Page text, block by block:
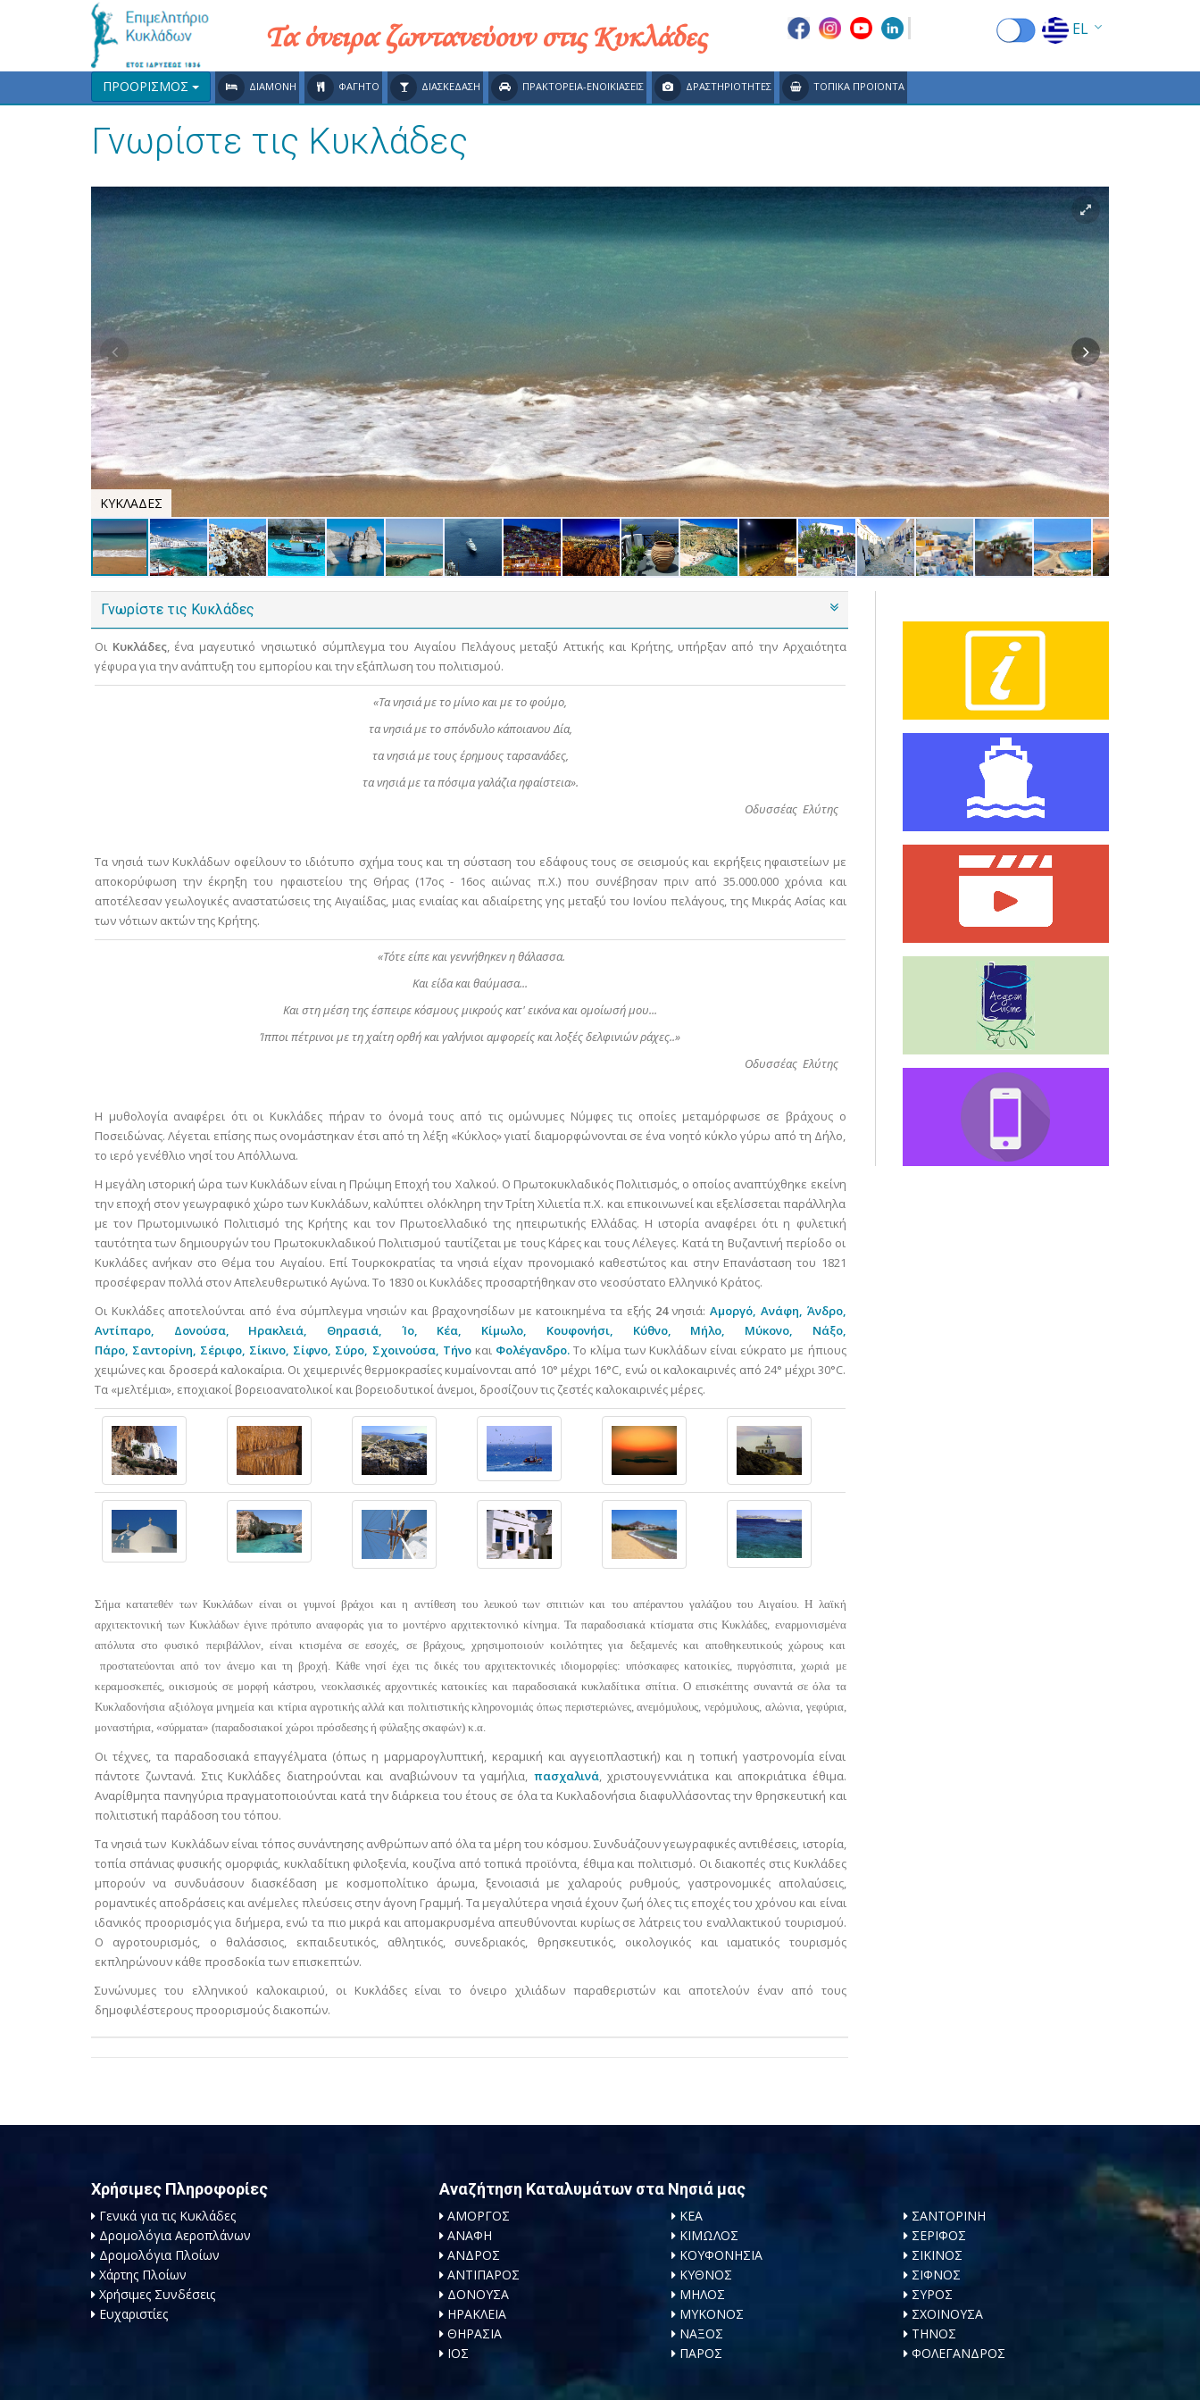
Τα όνειρα ζωντανεύουν στις Κυκλάδες EL
EN
FR
ES
RU
CN
ΠΡΟΟΡΙΣΜΟΣ ΔΙΑΜΟΝΗ ΦΑΓΗΤΟ ΔΙΑΣΚΕΔΑΣΗ ΠΡΑΚΤΟΡΕΙΑ-ΕΝΟΙΚΙΑΣΕΙΣ ΔΡΑΣΤΗΡΙΟΤΗΤΕΣ ΤΟΠΙΚΑ ΠΡΟΪΟΝΤΑ
Γνωρίστε τις Κυκλάδες
ΚΥΚΛΑΔΕΣ
Γνωρίστε τις Κυκλάδες
Οι Κυκλάδες, ένα μαγευτικό νησιωτικό σύμπλεγμα του Αιγαίου Πελάγους μεταξύ Αττικής και Κρήτης, υπήρξαν από την Αρχαιότητα
γέφυρα για την ανάπτυξη του εμπορίου και την εξάπλωση του πολιτισμού.
«Τα νησιά με το μίνιο και με το φούμο,
τα νησιά με το σπόνδυλο κάποιανου Δία,
τα νησιά με τους έρημους ταρσανάδες,
τα νησιά με τα πόσιμα γαλάζια ηφαίστεια».
Οδυσσέας Ελύτης
Τα νησιά των Κυκλάδων οφείλουν το ιδιότυπο σχήμα τους και τη σύσταση του εδάφους τους σε σεισμούς και εκρήξεις ηφαιστείων με
αποκορύφωση την έκρηξη του ηφαιστείου της Θήρας (17ος - 16ος αιώνας π.Χ.) που συνέβησαν πριν από 35.000.000 χρόνια και
αποτέλεσαν γεωλογικές αναστατώσεις της Αιγαιίδας, μιας ενιαίας και αδιαίρετης γης μεταξύ του Ιονίου πελάγους, της Μικράς Ασίας και
των νότιων ακτών της Κρήτης.
«Τότε είπε και γεννήθηκεν η θάλασσα.
Και είδα και θαύμασα...
Και στη μέση της έσπειρε κόσμους μικρούς κατ' εικόνα και ομοίωσή μου...
Ίπποι πέτρινοι με τη χαίτη ορθή και γαλήνιοι αμφορείς και λοξές δελφινιών ράχες..»
Οδυσσέας Ελύτης
Η μυθολογία αναφέρει ότι οι Κυκλάδες πήραν το όνομά τους από τις ομώνυμες Νύμφες τις οποίες μεταμόρφωσε σε βράχους ο
Ποσειδώνας. Λέγεται επίσης πως ονομάστηκαν έτσι από τη λέξη «Κύκλος» γιατί διαμορφώνονται σε ένα νοητό κύκλο γύρω από τη Δήλο,
το ιερό γενέθλιο νησί του Απόλλωνα.
Η μεγάλη ιστορική ώρα των Κυκλάδων είναι η Πρώιμη Εποχή του Χαλκού. Ο Πρωτοκυκλαδικός Πολιτισμός, ο οποίος αναπτύχθηκε εκείνη
την εποχή στον γεωγραφικό χώρο των Κυκλάδων, καλύπτει ολόκληρη την Τρίτη Χιλιετία π.Χ. και επικοινωνεί και εξελίσσεται παράλληλα
με τον Πρωτομινωικό Πολιτισμό της Κρήτης και τον Πρωτοελλαδικό της ηπειρωτικής Ελλάδας. Η ιστορία αναφέρει ότι η φυλετική
ταυτότητα των δημιουργών του Πρωτοκυκλαδικού Πολιτισμού ταυτίζεται με τους Κάρες και τους Λέλεγες. Κατά τη Βυζαντινή περίοδο οι
Κυκλάδες ανήκαν στο Θέμα του Αιγαίου. Επί Τουρκοκρατίας τα νησιά είχαν προνομιακό καθεστώτος και στην Επανάσταση του 1821
προσέφεραν πολλά στον Απελευθερωτικό Αγώνα. Το 1830 οι Κυκλάδες προσαρτήθηκαν στο νεοσύστατο Ελληνικό Κράτος.
Οι Κυκλάδες αποτελούνται από ένα σύμπλεγμα νησιών και βραχονησίδων με κατοικημένα τα εξής 24νησιά:Αμοργό, Ανάφη, Άνδρο,
Αντίπαρο,
Δονούσα, Ηρακλειά, Θηρασιά, Ίο, Κέα, Κίμωλο, Κουφονήσι, Κύθνο, Μήλο, Μύκονο,
Νάξο,
Πάρο, Σαντορίνη, Σέριφο, Σίκινο, Σίφνο, Σύρο, Σχοινούσα, Τήνο και Φολέγανδρο.Το κλίμα των Κυκλάδων είναι εύκρατο με ήπιους
χειμώνες και δροσερά καλοκαίρια. Οι χειμερινές θερμοκρασίες κυμαίνονται από 10° μέχρι 16°C, ενώ οι καλοκαιρινές από 24° μέχρι 30°C.
Τα «μελτέμια», εποχιακοί βορειοανατολικοί και βορειοδυτικοί άνεμοι, δροσίζουν τις ζεστές καλοκαιρινές μέρες.
Σήμα κατατεθέν των Κυκλάδων είναι οι γυμνοί βράχοι και η αντίθεση του λευκού των σπιτιών και του απέραντου γαλάζιου του Αιγαίου. Η λαϊκή
αρχιτεκτονική των Κυκλάδων έγινε πρότυπο αναφοράς για το μοντέρνο αρχιτεκτονικό κίνημα. Τα παραδοσιακά κτίσματα στις Κυκλάδες, εναρμονισμένα
απόλυτα στο φυσικό περιβάλλον, είναι κτισμένα σε εσοχές, σε βράχους, χρησιμοποιούν κοιλότητες για δεξαμενές και αποθηκευτικούς χώρους και
προστατεύονται από τον άνεμο και τη βροχή. Κάθε νησί έχει τις δικές του αρχιτεκτονικές ιδιομορφίες: υπόσκαφες κατοικίες, πυργόσπιτα, χωριά με
κεραμοσκεπές, οικισμούς σε μορφή κάστρου, νεοκλασικές αρχοντικές κατοικίες και παραδοσιακά κυκλαδίτικα σπίτια. Ο επισκέπτης συναντά σε όλα τα
Κυκλαδονήσια αξιόλογα μνημεία και κτίρια αγροτικής αλλά και πολιτιστικής κληρονομιάς όπως περιστεριώνες, ανεμόμυλους, νερόμυλους, αλώνια, γεφύρια,
μοναστήρια, «σύρματα» (παραδοσιακοί χώροι πρόσδεσης ή φύλαξης σκαφών) κ.α.
Οι τέχνες, τα παραδοσιακά επαγγέλματα (όπως η μαρμαρογλυπτική, κεραμική και αγγειοπλαστική) και η τοπική γαστρονομία είναι
πάντοτε ζωντανά. Στις Κυκλάδες διατηρούνται και αναβιώνουν τα γαμήλια, πασχαλινά, χριστουγεννιάτικα και αποκριάτικα έθιμα.
Αναρίθμητα πανηγύρια πραγματοποιούνται κατά την διάρκεια του έτους σε όλα τα Κυκλαδονήσια διαφυλλάσοντας την θρησκευτική και
πολιτιστική παράδοση του τόπου.
Τα νησιά των Κυκλάδων είναι τόπος συνάντησης ανθρώπων από όλα τα μέρη του κόσμου. Συνδυάζουν γεωγραφικές αντιθέσεις, ιστορία,
τοπία σπάνιας φυσικής ομορφιάς, κυκλαδίτικη φιλοξενία, κουζίνα από τοπικά προϊόντα, έθιμα και πολιτισμό. Οι διακοπές στις Κυκλάδες
μπορούν να συνδυάσουν διασκέδαση με κοσμοπολίτικο άρωμα, ξενοιασιά με χαλαρούς ρυθμούς, γαστρονομικές απολαύσεις,
ρομαντικές αποδράσεις και ανέμελες πλεύσεις στην άγονη Γραμμή. Τα μεγαλύτερα νησιά έχουν ζωή όλες τις εποχές του χρόνου και είναι
ιδανικός προορισμός για διήμερα, ενώ τα πιο μικρά και απομακρυσμένα απευθύνονται κυρίως σε λάτρεις του εναλλακτικού τουρισμού.
Ο αγροτουρισμός, ο θαλάσσιος, εκπαιδευτικός, αθλητικός, συνεδριακός, θρησκευτικός, οικολογικός και ιαματικός τουρισμός
εκπληρώνουν κάθε προσδοκία των επισκεπτών.
Συνώνυμες του ελληνικού καλοκαιριού, οι Κυκλάδες είναι το όνειρο χιλιάδων παραθεριστών και αποτελούν έναν από τους
δημοφιλέστερους προορισμούς διακοπών.
Χρήσιμες Πληροφορίες
Γενικά για τις Κυκλάδες
Δρομολόγια Αεροπλάνων
Δρομολόγια Πλοίων
Χάρτης Πλοίων
Χρήσιμες Συνδέσεις
Ευχαριστίες
Αναζήτηση Καταλυμάτων στα Νησιά μας
ΑΜΟΡΓΟΣ
ΑΝΑΦΗ
ΑΝΔΡΟΣ
ΑΝΤΙΠΑΡΟΣ
ΔΟΝΟΥΣΑ
ΗΡΑΚΛΕΙΑ
ΘΗΡΑΣΙΑ
ΙΟΣ
ΚΕΑ
ΚΙΜΩΛΟΣ
ΚΟΥΦΟΝΗΣΙΑ
ΚΥΘΝΟΣ
ΜΗΛΟΣ
ΜΥΚΟΝΟΣ
ΝΑΞΟΣ
ΠΑΡΟΣ
ΣΑΝΤΟΡΙΝΗ
ΣΕΡΙΦΟΣ
ΣΙΚΙΝΟΣ
ΣΙΦΝΟΣ
ΣΥΡΟΣ
ΣΧΟΙΝΟΥΣΑ
ΤΗΝΟΣ
ΦΟΛΕΓΑΝΔΡΟΣ